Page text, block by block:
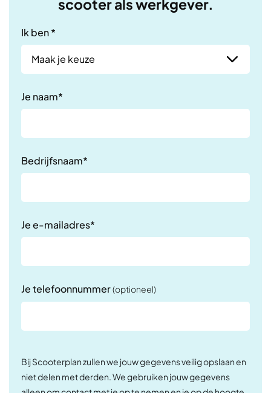
scooter als werkgever.
Ik ben *
Je naam*
Bedrijfsnaam*
Je e-mailadres*
Je telefoonnummer(optioneel)
Bij Scooterplan zullen we jouw gegevens veilig opslaan en
niet delen met derden. We gebruiken jouw gegevens